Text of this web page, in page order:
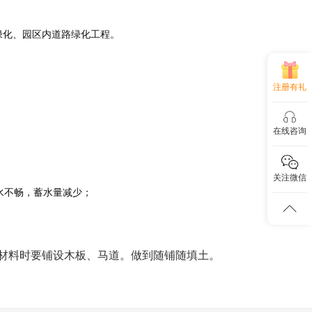
、园区内道路绿化工程。
畅，蓄水量减少；
时要铺设木板、马道。做到随铺随填土。
注册有礼
在线咨询
关注微信